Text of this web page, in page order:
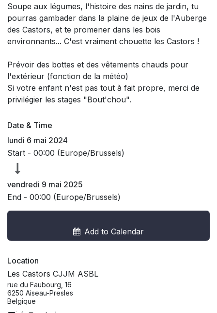
Soupe aux légumes, l'histoire des nains de jardin, tu
pourras gambader dans la plaine de jeux de l'Auberge
des Castors, et te promener dans les bois
environnants... C'est vraiment chouette les Castors !
Prévoir des bottes et des vêtements chauds pour
l'extérieur (fonction de la météo)
Si votre enfant n'est pas tout à fait propre, merci de
privilégier les stages "Bout'chou".
Date & Time
lundi 6 mai 2024
Start - 00:00 (Europe/Brussels)
vendredi 9 mai 2025
End - 00:00 (Europe/Brussels)
Add to Calendar
Location
Les Castors CJJM ASBL
rue du Faubourg, 16
6250 Aiseau-Presles
Belgique